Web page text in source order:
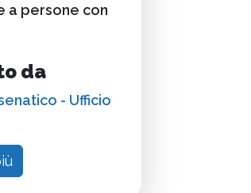
a persone con
da
- Ufficio